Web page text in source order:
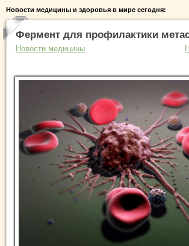
Новости медицины и здоровья в мире сегодня:
Фермент для профилактики
Новости медицины